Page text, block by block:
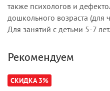
также психологов и
дошкольного возраста (для
Для занятий с детьми 5-7 лет.
Рекомендуем
СКИДКА 3%